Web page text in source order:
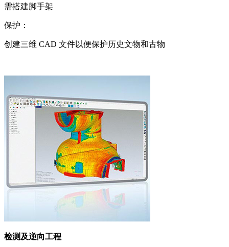
需搭建脚手架
保护：
创建三维 CAD 文件以便保护历史文物和古物
检测及逆向工程